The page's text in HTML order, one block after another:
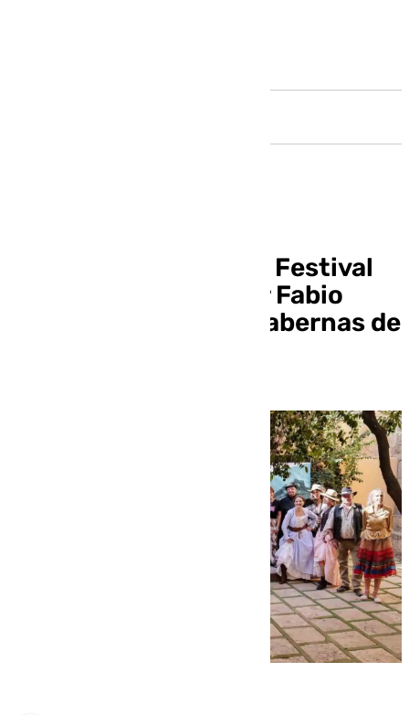
Almería Western Film Festival
homenajeará al actor Fabio
Testi con el premio ‘Tabernas de